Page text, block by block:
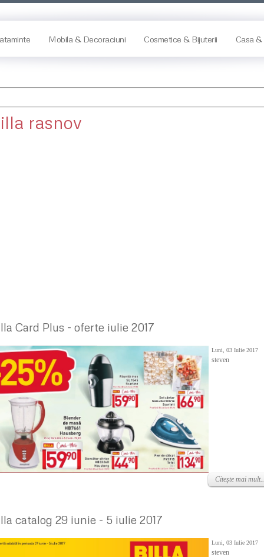
Mobila & Decoraciuni Cosmetice & Bijuterii Casa &
rasnov
Card Plus - oferte iulie 2017
Luni, 03 Iulie 2017
steven
Citeşte mai
catalog 29 iunie - 5 iulie 2017
Luni, 03 Iulie 2017
steven